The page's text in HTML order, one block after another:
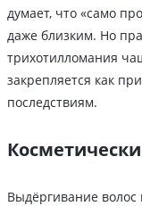
думает, что «само
даже близким. Но
трихотилломания
закрепляется как
последствиям.
Выдёргивание